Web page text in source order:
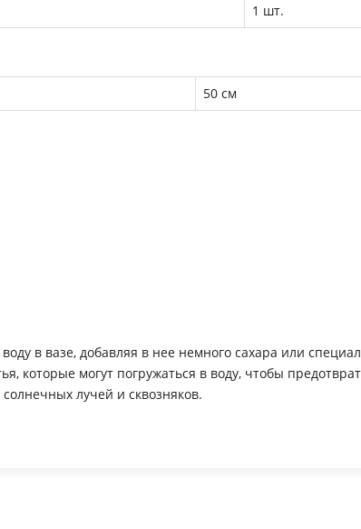
1 шт.
50 см
в вазе, добавляя в нее немного сахара или
которые могут погружаться в воду, чтобы
лучей и сквозняков.